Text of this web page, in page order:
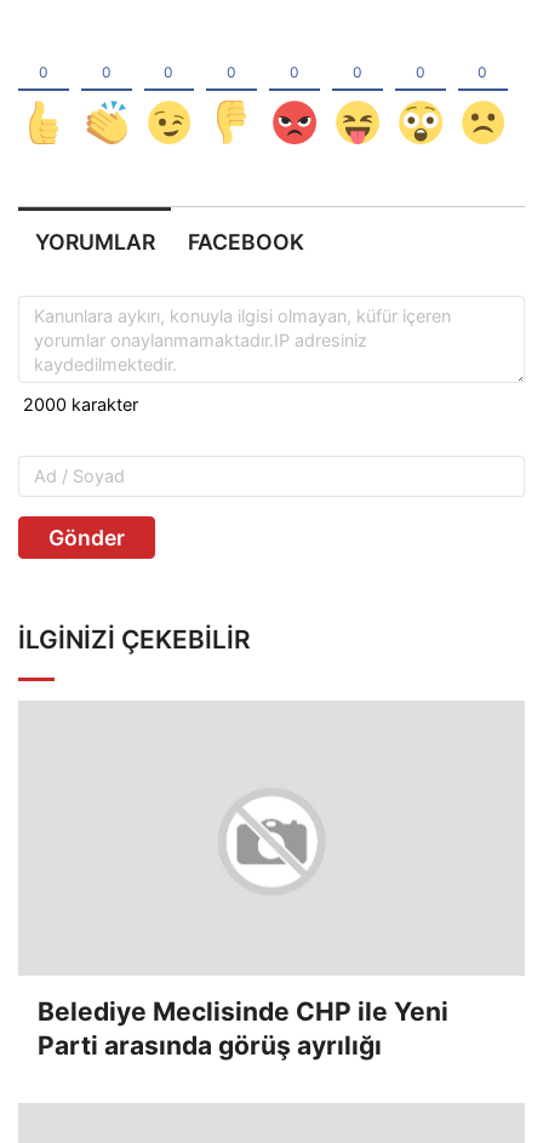
YORUMLAR FACEBOOK
Gönder
İLGINIZI ÇEKEBILIR
Belediye Meclisinde CHP ile Yeni
Parti arasında görüş ayrılığı